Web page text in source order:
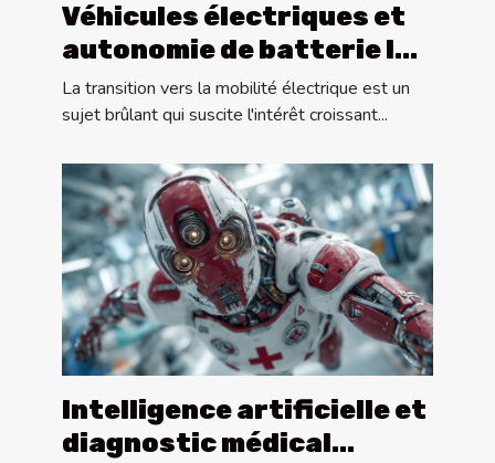
Véhicules électriques et
autonomie de batterie les
dernières avancées pour
les longs trajets
La transition vers la mobilité électrique est un
sujet brûlant qui suscite l'intérêt croissant...
Intelligence artificielle et
diagnostic médical